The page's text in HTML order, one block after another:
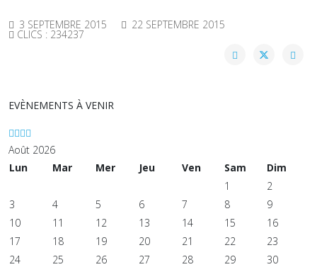
3 SEPTEMBRE 2015 22 SEPTEMBRE 2015
CLICS : 234237
EVÈNEMENTS À VENIR
Août 2026
Lun
Mar Mer Jeu Ven Sam
Dim
1
2
3
4 5 6 7 8
9
10
11 12 13 14 15
16
17
18 19 20 21 22
23
24
25 26 27 28 29
30